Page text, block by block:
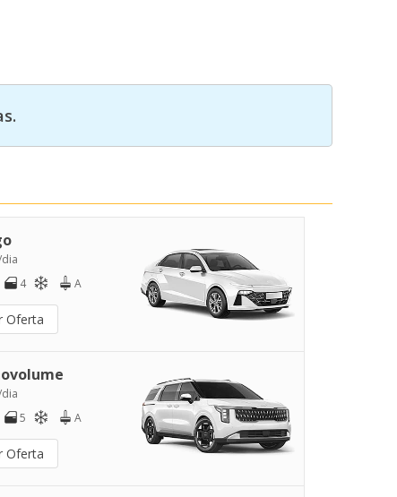
4 A
Oferta
5 A
Oferta